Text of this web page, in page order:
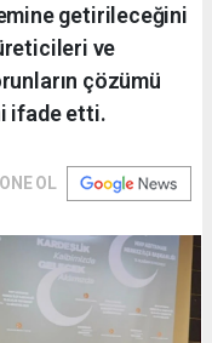
getirileceğini
ve
çözümü
ifade etti.
OL